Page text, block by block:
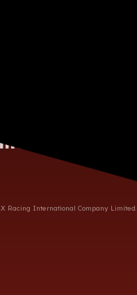
Racing International Company